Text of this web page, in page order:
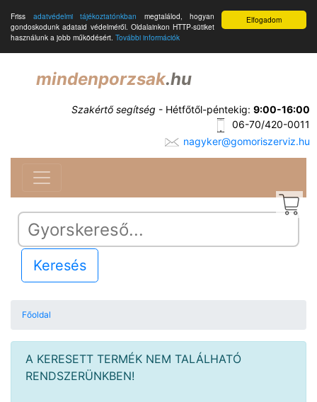
Elfogadom
Friss adatvédelmi tájékoztatónkban megtalálod, hogyan
gondoskodunk adataid védelméről. Oldalainkon HTTP-sütiket
használunk a jobb működésért. További információk
mindenporzsak.hu
Szakértő segítség - Hétfőtől-péntekig: 9:00-16:00
06-70/420-0011
nagyker@gomoriszerviz.hu
Keresés
Főoldal
A KERESETT TERMÉK NEM TALÁLHATÓ
RENDSZERÜNKBEN!